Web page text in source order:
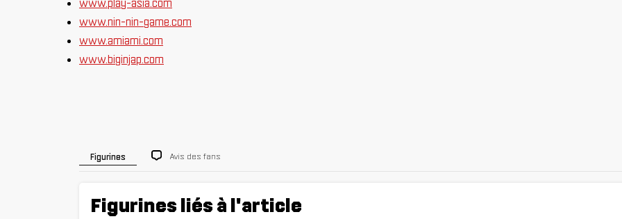
www.play-asia.com
www.nin-nin-game.com
www.amiami.com
www.biginjap.com
Figurines Avis des fans
Figurines liés à l'article